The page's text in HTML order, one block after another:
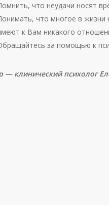
что неудачи носят
что многое в жизни
к Вам никакого
за помощью к
— клинический психолог